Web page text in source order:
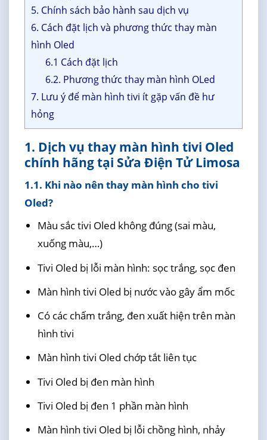
5. Chính sách bảo hành sau dịch vụ
6. Cách đặt lịch và phương thức thay màn
hình Oled
6.1 Cách đặt lịch
6.2. Phương thức thay màn hình OLed
7. Lưu ý để màn hình tivi ít gặp vấn đề hư
hỏng
1. Dịch vụ thay màn hình tivi Oled
chính hãng tại Sửa Điện Tử Limosa
1.1. Khi nào nên thay màn hình cho tivi
Oled?
Màu sắc tivi Oled không đúng (sai màu,
xuống màu,…)
Tivi Oled bị lỗi màn hình: sọc trắng, sọc đen
Màn hình tivi Oled bị nước vào gây ẩm mốc
Có các chấm trắng, đen xuất hiện trên màn
hình tivi
Màn hình tivi Oled chớp tắt liên tục
Tivi Oled bị đen màn hình
Tivi Oled bị đen 1 phần màn hình
Màn hình tivi Oled bị lỗi chồng hình, nhảy